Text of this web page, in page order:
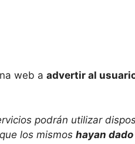
web a advertir al
podrán utilizar
los mismos hayan